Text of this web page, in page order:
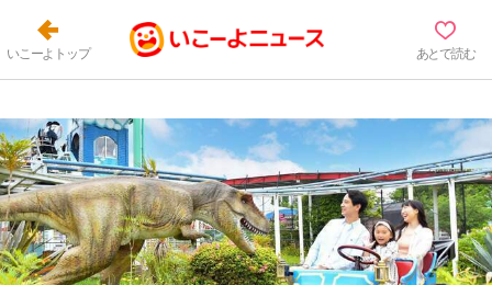
いこーよトップ あとで読む